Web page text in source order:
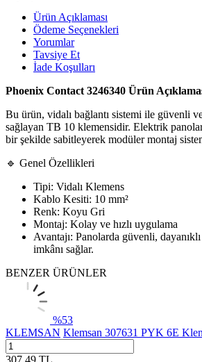
Ürün Açıklaması
Ödeme Seçenekleri
Yorumlar
Tavsiye Et
İade Koşulları
Phoenix Contact 3246340 Ürün
Bu ürün, vidalı bağlantı sistemi ile güvenli
sağlayan TB 10 klemensidir. Elektrik
bir şekilde sabitleyerek modüler montaj
🔹 Genel Özellikleri
Tipi: Vidalı Klemens
Kablo Kesiti: 10 mm²
Renk: Koyu Gri
Montaj: Kolay ve hızlı uygulama
Avantajı: Panolarda güvenli,
imkânı sağlar.
BENZER ÜRÜNLER
%53
KLEMSAN Klemsan 307631 PYK 6E
307,49 TL